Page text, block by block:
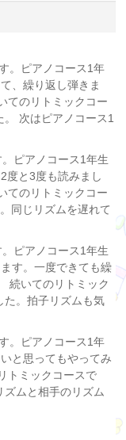
。ピアノコース1年
、繰り返し弾きま
てのリトミックコー
次はピアノコース1
ピアノコース1年生
度と3度も読みまし
てのリトミックコー
同じリズムを遅れて
ピアノコース1年生
す。一度できても繰
続いてのリトミック
た。拍子リズムも気
。ピアノコース1年
と思ってもやってみ
トミックコースで
ムと相手のリズム